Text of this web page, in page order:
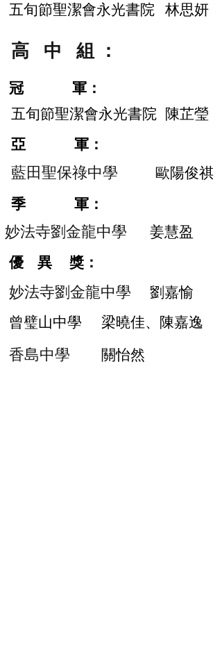
五旬節聖潔會永光書院 林思妍
高 中 組 ：
冠 軍：
五旬節聖潔會永光書院 陳芷瑩
亞 軍：
藍田聖保祿中學
歐陽俊祺
季 軍：
妙法寺劉金龍中學
姜慧盈
​優 異 獎：
劉嘉愉
妙法寺劉金龍中學
曾璧山中學
梁曉佳、陳嘉逸
關怡然
香島中學